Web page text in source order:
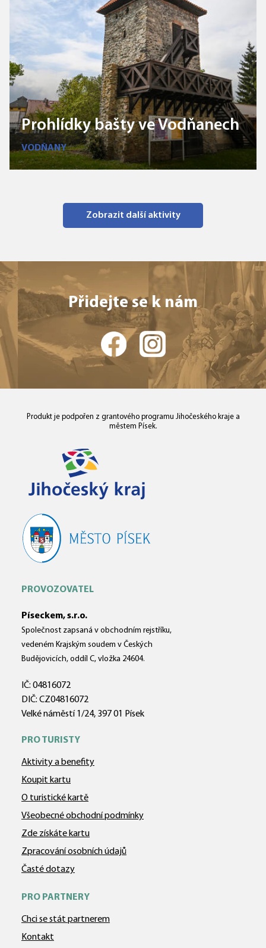
Prohlídky bašty ve Vodňanech
VODŇANY
Zobrazit další aktivity
Přidejte se k nám
Produkt je podpořen z grantového programu Jihočeského kraje a
městem Písek.
PROVOZOVATEL
Píseckem, s.r.o.
Společnost zapsaná v obchodním rejstříku,
vedeném Krajským soudem v Českých
Budějovicích, oddíl C, vložka 24604.
IČ: 04816072
DIČ: CZ04816072
Velké náměstí 1/24, 397 01 Písek
PRO TURISTY
Aktivity a benefity
Koupit kartu
O turistické kartě
Všeobecné obchodní podmínky
Zde získáte kartu
Zpracování osobních údajů
Časté dotazy
PRO PARTNERY
Chci se stát partnerem
Kontakt